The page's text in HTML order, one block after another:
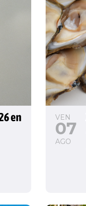
en
VEN
07
AGO